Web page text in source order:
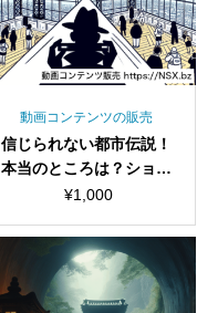
動画コンテンツの販売
信じられない都市伝説！
本当のところは？ショー
ト動画セット
¥1,000